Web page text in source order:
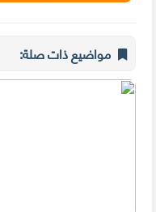
مواضيع ذات صلة: